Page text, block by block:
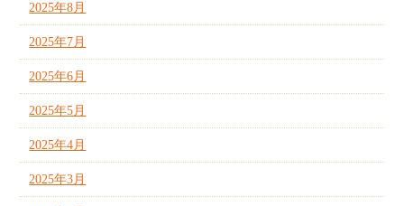
2025年8月
2025年7月
2025年6月
2025年5月
2025年4月
2025年3月